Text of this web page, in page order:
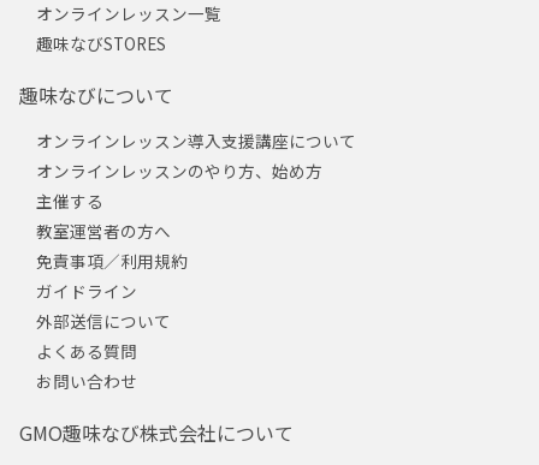
オンラインレッスン一覧
趣味なびSTORES
趣味なびについて
オンラインレッスン導入支援講座について
オンラインレッスンのやり方、始め方
主催する
教室運営者の方へ
免責事項／利用規約
ガイドライン
外部送信について
よくある質問
お問い合わせ
GMO趣味なび株式会社について